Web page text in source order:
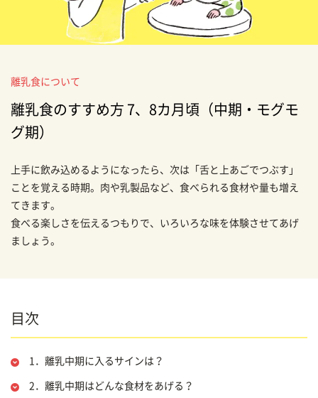
離乳食について
離乳食のすすめ方 7、8カ月頃（中期・モグモ
グ期）
上手に飲み込めるようになったら、次は「舌と上あごでつぶす」
ことを覚える時期。肉や乳製品など、食べられる食材や量も増え
てきます。
食べる楽しさを伝えるつもりで、いろいろな味を体験させてあげ
ましょう。
目次
1．離乳中期に入るサインは？
2．離乳中期はどんな食材をあげる？